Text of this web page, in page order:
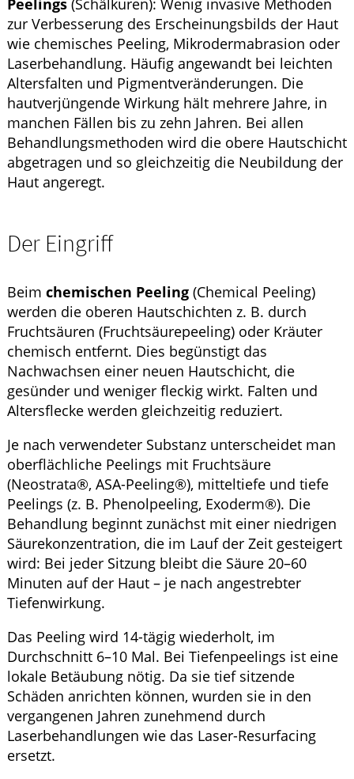
Peelings (Schälkuren): Wenig invasive Methoden
zur Verbesserung des Erscheinungsbilds der Haut
wie chemisches Peeling, Mikrodermabrasion oder
Laserbehandlung. Häufig angewandt bei leichten
Altersfalten und Pigmentveränderungen. Die
hautverjüngende Wirkung hält mehrere Jahre, in
manchen Fällen bis zu zehn Jahren. Bei allen
Behandlungsmethoden wird die obere Hautschicht
abgetragen und so gleichzeitig die Neubildung der
Haut angeregt.
Der Eingriff
Beim chemischen Peeling (Chemical Peeling)
werden die oberen Hautschichten z. B. durch
Fruchtsäuren (Fruchtsäurepeeling) oder Kräuter
chemisch entfernt. Dies begünstigt das
Nachwachsen einer neuen Hautschicht, die
gesünder und weniger fleckig wirkt. Falten und
Altersflecke werden gleichzeitig reduziert.
Je nach verwendeter Substanz unterscheidet man
oberflächliche Peelings mit Fruchtsäure
(Neostrata®, ASA-Peeling®), mitteltiefe und tiefe
Peelings (z. B. Phenolpeeling, Exoderm®). Die
Behandlung beginnt zunächst mit einer niedrigen
Säurekonzentration, die im Lauf der Zeit gesteigert
wird: Bei jeder Sitzung bleibt die Säure 20–60
Minuten auf der Haut – je nach angestrebter
Tiefenwirkung.
Das Peeling wird 14-tägig wiederholt, im
Durchschnitt 6–10 Mal. Bei Tiefenpeelings ist eine
lokale Betäubung nötig. Da sie tief sitzende
Schäden anrichten können, wurden sie in den
vergangenen Jahren zunehmend durch
Laserbehandlungen wie das Laser-Resurfacing
ersetzt.